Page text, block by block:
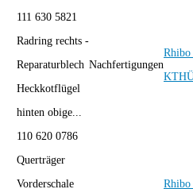
111 630 5821
Radring rechts -
Reparaturblech
Heckkotflügel
hinten obige...
Nachfertigungen
Rhibo
110 620 0786
Querträger
Vorderschale
Rhibo